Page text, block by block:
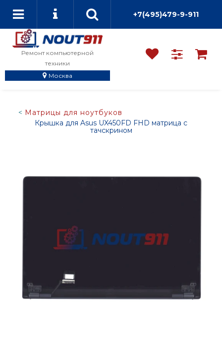
+7(495)479-9-911
Ремонт компьютерной
техники
Москва
Матрицы для ноутбуков
Крышка для Asus UX450FD FHD матрица с
тачскрином